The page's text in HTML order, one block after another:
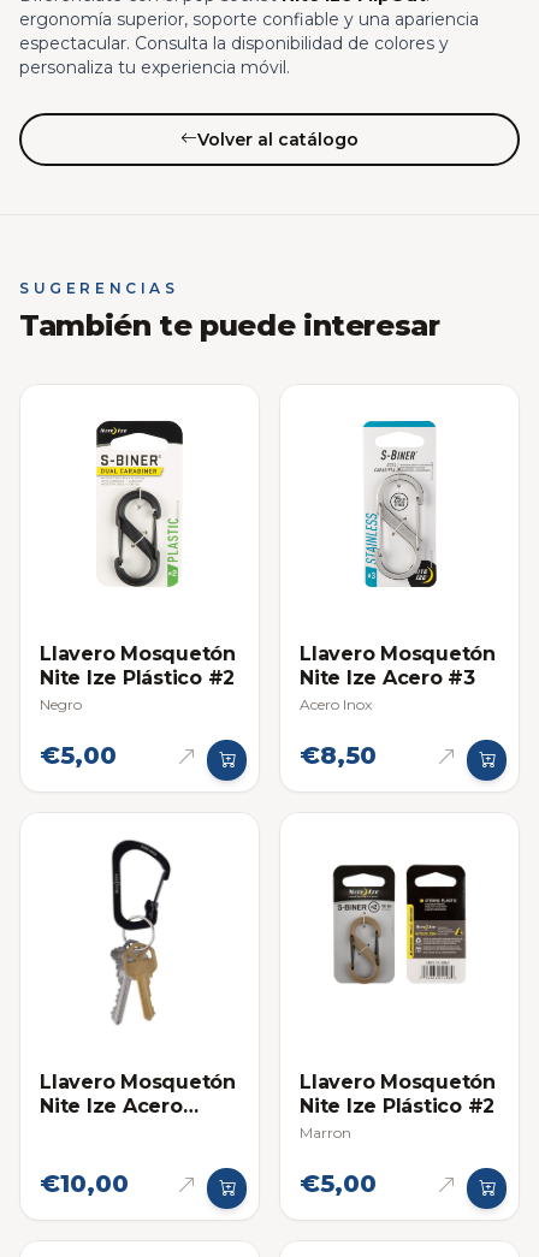
ergonomía superior, soporte confiable y una apariencia
espectacular. Consulta la disponibilidad de colores y
personaliza tu experiencia móvil.
Volver al catálogo
SUGERENCIAS
También te puede interesar
Llavero Mosquetón
Nite Ize Plástico #2
Negro
€5,00
Llavero Mosquetón
Nite Ize Acero #3
Acero Inox
€8,50
Llavero Mosquetón
Nite Ize Acero
€10,00
Llavero Mosquetón
Nite Ize Plástico #2
Marron
€5,00